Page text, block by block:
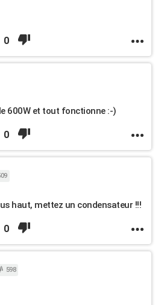
0
600W et tout fonctionne :-)
0
haut, mettez un condensateur !!!
0
598